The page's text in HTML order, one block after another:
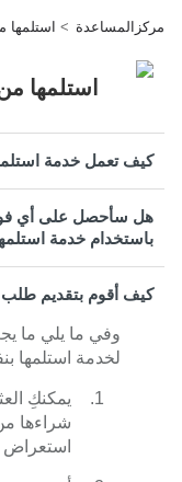
مركزالمساعدة استلمها
استلمها
كيف تعمل خدمة
هل سأحصل على أي
باستخدام خدمة
كيف أقوم بتقديم
وفي ما يلي ما
لخدمة استلمها
يمكنكِ
شراءها
استعراض